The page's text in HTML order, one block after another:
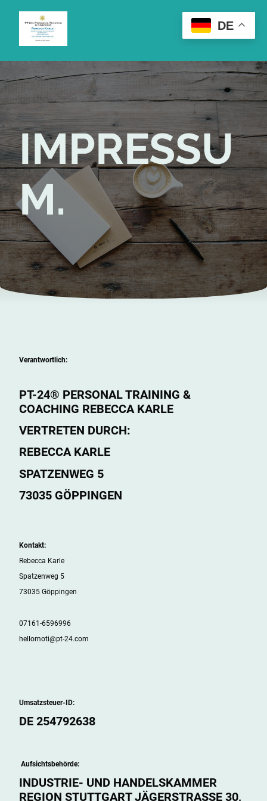
IMPRESSU
M.
Verantwortlich:
PT-24® PERSONAL TRAINING &
COACHING REBECCA KARLE
VERTRETEN DURCH:
REBECCA KARLE
SPATZENWEG 5
73035 GÖPPINGEN
Kontakt:
Rebecca Karle
Spatzenweg 5
73035 Göppingen
07161-6596996
hellomoti@pt-24.com
Umsatzsteuer-ID:
DE 254792638
Aufsichtsbehörde:
INDUSTRIE- UND HANDELSKAMMER
REGION STUTTGART JÄGERSTRASSE 30,
DE